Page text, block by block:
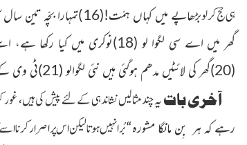
ہی حج کرلو
(20)گھر کی لائٹیں مدھم ہوگئی ہیں نئی لگوالو (21)ٹی وی کے دور گئے اب ایل سی ڈی لگوالو۔
آخری باتیہ چند مثالیں نشاندہی کے لئے پیش کی ہیں،
رہے کہ ہر بِن مانگا مشورہ“بُرا نہیں ہوتالیکن اس پر اصرار کرنا